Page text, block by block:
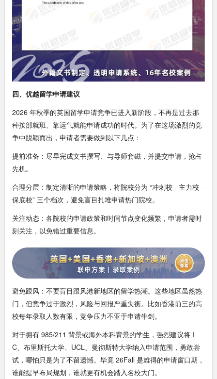
四、优越留学申请建议
2026 年秋季的英国留学申请竞争已进入新阶段，不再是过去那
种按部就班、靠运气就能申请成功的时代。为了在这场激烈的竞
争中脱颖而出，申请者需要做到以下几点：
提前准备：尽早完成文书撰写、与导师套磁，并提交申请，抢占
先机。
合理分层：制定清晰的申请策略，将院校分为 “冲刺校 - 主力校 -
保底校” 三个档次，避免盲目扎堆申请热门院校。
关注动态：各院校的申请政策和时间节点变化频繁，申请者需时
刻关注，以免错过重要信息。
避免跟风：不要盲目跟风港新地区的留学热潮。这些地区虽然热
门，但竞争过于激烈，风险与回报严重失衡。比如香港前三的高
校每年录取人数有限，竞争压力不亚于申请牛剑。
对于拥有 985/211 背景或海外本科背景的学生，强烈建议将 I
C、布里斯托大学、UCL、曼彻斯特大学纳入申请范围，勇敢尝
试，哪怕只是为了不留遗憾。毕竟 26Fall 是难得的申请窗口期，
谁能提早布局规划，谁就更有机会踏入名校大门。